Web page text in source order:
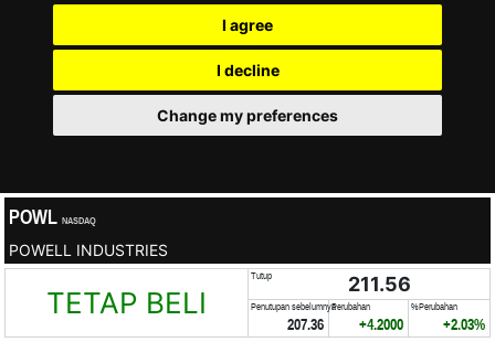
I agree
I decline
Change my preferences
POWL NASDAQ
POWELL INDUSTRIES
TETAP BELI
Tutup 211.56
Penutupan sebelumnya
207.36
Perubahan
+4.2000
%Perubahan
+2.03%